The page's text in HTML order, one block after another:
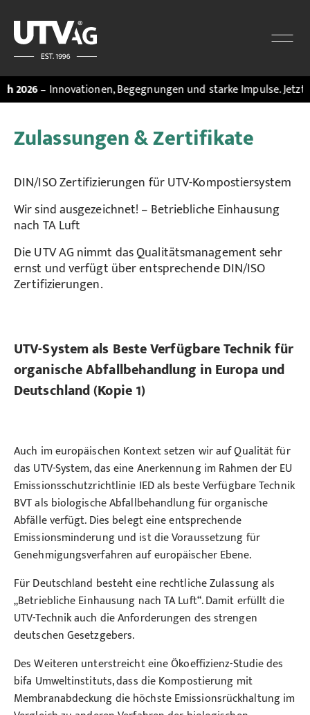
– Innovationen, Begegnungen und starke Impulse. Jetzt den
Zulassungen & Zertifikate
DIN/ISO Zertifizierungen für UTV-Kompostiersystem
Wir sind ausgezeichnet! – Betriebliche Einhausung
nach TA Luft
Die UTV AG nimmt das Qualitätsmanagement sehr
ernst und verfügt über entsprechende DIN/ISO
Zertifizierungen.
UTV-System als Beste Verfügbare Technik für
organische Abfallbehandlung in Europa und
Deutschland (Kopie 1)
Auch im europäischen Kontext setzen wir auf Qualität für
das UTV-System, das eine Anerkennung im Rahmen der EU
Emissionsschutzrichtlinie IED als beste Verfügbare Technik
BVT als biologische Abfallbehandlung für organische
Abfälle verfügt. Dies belegt eine entsprechende
Emissionsminderung und ist die Voraussetzung für
Genehmigungsverfahren auf europäischer Ebene.
Für Deutschland besteht eine rechtliche Zulassung als
„Betriebliche Einhausung nach TA Luft“. Damit erfüllt die
UTV-Technik auch die Anforderungen des strengen
deutschen Gesetzgebers.
Des Weiteren unterstreicht eine Ökoeffizienz-Studie des
bifa Umweltinstituts, dass die Kompostierung mit
Membranabdeckung die höchste Emissionsrückhaltung im